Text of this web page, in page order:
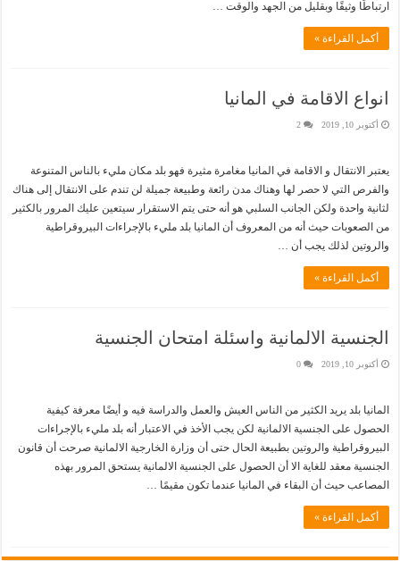
ارتباطًا وثيقًا وبقليل من الجهد والوقت …
أكمل القراءة »
انواع الاقامة في المانيا
أكتوبر 10, 2019 2
يعتبر الانتقال و الاقامة في المانيا مغامرة مثيرة فهو بلد مكان مليء بالناس المتنوعة
والفرص التي لا حصر لها وهناك مدن رائعة وطبيعة جميلة لن تندم على الانتقال إلى هناك
لثانية واحدة ولكن الجانب السلبي هو أنه حتى يتم الاستقرار سيتعين عليك المرور بالكثير
من الصعوبات حيث أنه من المعروف أن المانيا بلد مليء بالإجراءات البيروقراطية
والروتين لذلك يجب أن …
أكمل القراءة »
الجنسية الالمانية واسئلة امتحان الجنسية
أكتوبر 10, 2019 0
المانيا بلد يريد الكثير من الناس العيش والعمل والدراسة فيه و أيضًا معرفة كيفية
الحصول على الجنسية الالمانية لكن يجب الأخذ في الاعتبار أنه بلد مليء بالإجراءات
البيروقراطية والروتين بطبيعة الحال حتى أن وزارة الخارجية الالمانية صرحت أن قانون
الجنسية معقد للغاية الا أن الحصول على الجنسية الالمانية يستحق المرور بهذه
المصاعب حيث أن البقاء في المانيا عندما تكون مقيمًا …
أكمل القراءة »